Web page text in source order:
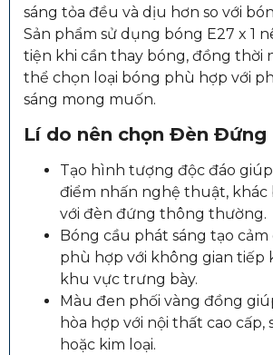
sáng tỏa đều và dịu hơn so với
Sản phẩm sử dụng bóng E27 x 1
tiện khi cần thay bóng, đồng thời
thể chọn loại bóng phù hợp với
sáng mong muốn.
Lí do nên chọn Đèn Đứng
Tạo hình tượng độc đáo
điểm nhấn nghệ thuật, khác
với đèn đứng thông thường.
Bóng cầu phát sáng tạo cảm
phù hợp với không gian tiếp
khu vực trưng bày.
Màu đen phối vàng đồng
hòa hợp với nội thất cao cấp,
hoặc kim loại.